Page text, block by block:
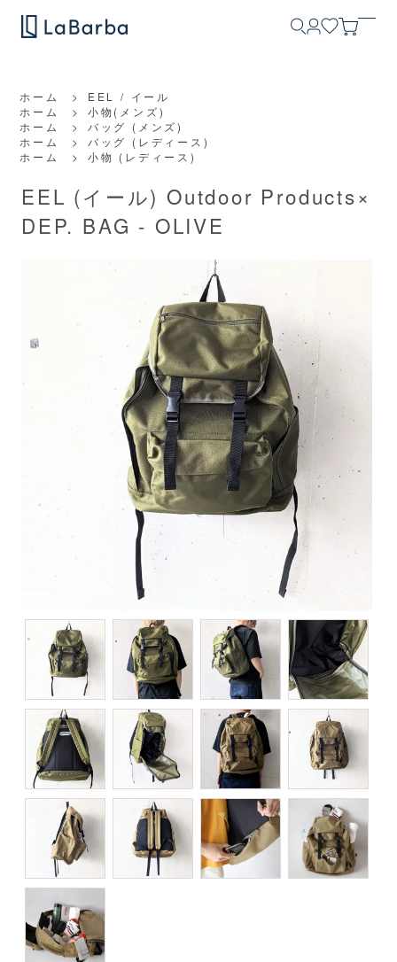
ホーム >
EEL / イール
ホーム
>
小物(メンズ)
ホーム
>
バッグ (メンズ)
ホーム
>
バッグ (レディース)
ホーム
> 小物 (レディース)
EEL (イール) Outdoor Products×
DEP. BAG - OLIVE